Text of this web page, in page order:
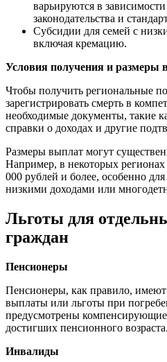
варьируются в
законодательства и
Субсидии для семей с
включая кремацию.
Условия получения и размеры
Чтобы получить региональные
зарегистрировать смерть в
необходимые документы, такие
справки о доходах и другие
Размеры выплат могут
Например, в некоторых
000 рублей и более, особенно
низкими доходами или
Льготы для
граждан
Пенсионеры
Пенсионеры, как правило,
выплаты или льготы при
предусмотрены
достигших пенсионного возраста.
Инвалиды